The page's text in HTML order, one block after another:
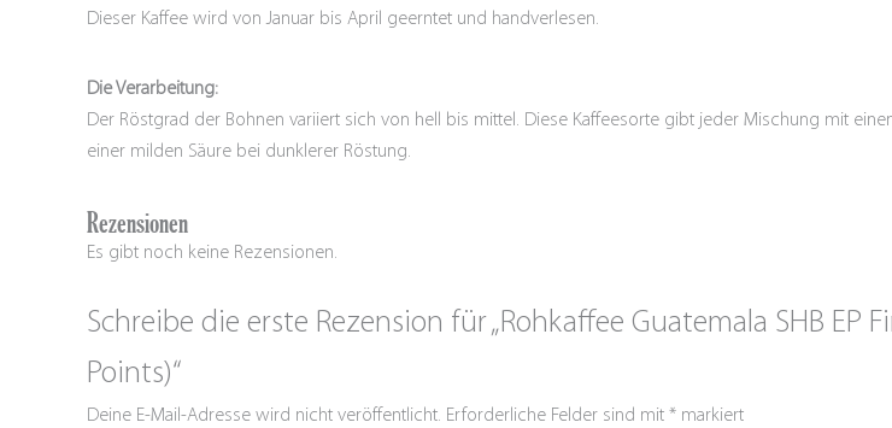
Dieser Kaffee wird von Januar bis April geerntet und handverlesen.
Die Verarbeitung:
Der Röstgrad der Bohnen variiert sich von hell bis mittel. Diese Kaffeesorte gibt jeder Mischung mit
einer milden Säure bei dunklerer Röstung.
Rezensionen
Es gibt noch keine Rezensionen.
Schreibe die erste Rezension für „Rohkaffee Guatemala SHB EP
Points)“
Deine E-Mail-Adresse wird nicht veröffentlicht. Erforderliche Felder sind mit * markiert